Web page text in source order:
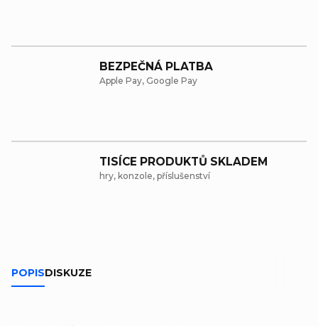
BEZPEČNÁ PLATBA
Apple Pay, Google Pay
TISÍCE PRODUKTŮ SKLADEM
hry, konzole, příslušenství
POPISDISKUZE